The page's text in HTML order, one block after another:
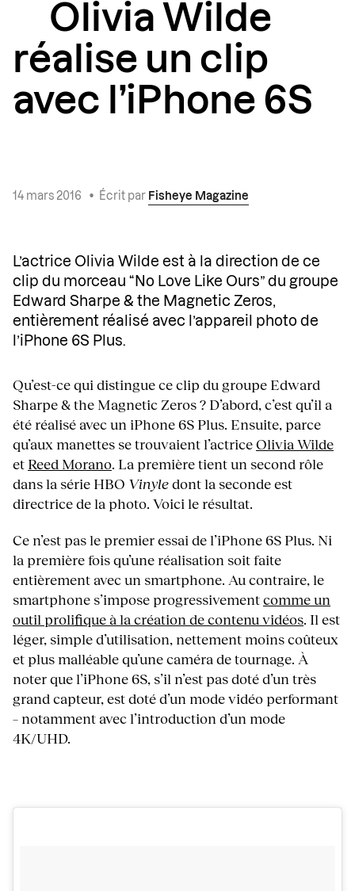
Olivia Wilde
réalise un clip
avec l’iPhone 6S
14 mars 2016 • Écrit par Fisheye Magazine
L’actrice Olivia Wilde est à la direction de ce
clip du morceau “No Love Like Ours” du groupe
Edward Sharpe & the Magnetic Zeros,
entièrement réalisé avec l’appareil photo de
l’iPhone 6S Plus.
Qu’est-ce qui distingue ce clip du groupe Edward
Sharpe & the Magnetic Zeros ? D’abord, c’est qu’il a
été réalisé avec un iPhone 6S Plus. Ensuite, parce
qu’aux manettes se trouvaient l’actriceOlivia Wilde
et Reed Morano. La première tient un second rôle
dans la série HBO Vinyledont la seconde est
directrice de la photo. Voici le résultat.
Ce n’est pas le premier essai de l’iPhone 6S Plus. Ni
la première fois qu’une réalisation soit faite
entièrement avec un smartphone. Au contraire, le
smartphone s’impose progressivementcomme un
outil prolifique à la création de contenu vidéos. Il est
léger, simple d’utilisation, nettement moins coûteux
et plus malléable qu’une caméra de tournage. À
noter que l’iPhone 6S, s’il n’est pas doté d’un très
grand capteur, est doté d’un mode vidéo performant
– notamment avec l’introduction d’un mode
4K/UHD.